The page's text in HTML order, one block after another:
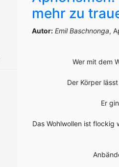
mehr zu
Autor: Emil Baschnonga,
Wer mit dem
Der Körper
Er
Das Wohlwollen ist flockig